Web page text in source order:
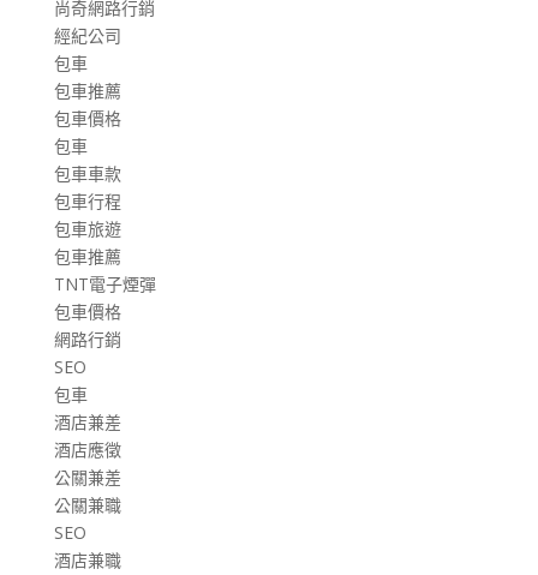
尚奇網路行銷
經紀公司
包車
包車推薦
包車價格
包車
包車車款
包車行程
包車旅遊
包車推薦
TNT電子煙彈
包車價格
網路行銷
SEO
包車
酒店兼差
酒店應徵
公關兼差
公關兼職
SEO
酒店兼職